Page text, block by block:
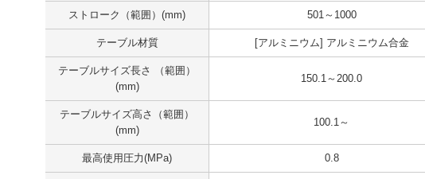
ストローク（範囲）(mm) 501～1000
テーブル材質 [アルミニウム] アルミニウム合金
テーブルサイズ長さ （範囲）
(mm)
150.1～200.0
テーブルサイズ高さ（範囲）
(mm)
100.1～
最高使用圧力(MPa) 0.8